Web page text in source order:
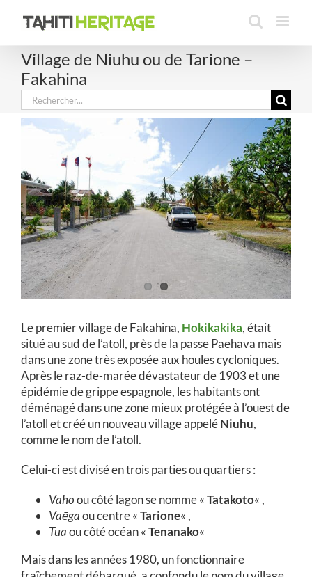
Village de Niuhu ou de Tarione –
Fakahina
Rechercher:
Le premier village de Fakahina, Hokikakika, était
situé au sud de l’atoll, près de la passe Paehava mais
dans une zone très exposée aux houles cycloniques.
Après le raz-de-marée dévastateur de 1903 et une
épidémie de grippe espagnole, les habitants ont
déménagé dans une zone mieux protégée à l’ouest de
l’atoll et créé un nouveau village appeléNiuhu,
comme le nom de l’atoll.
Celui-ci est divisé en trois parties ou quartiers :
Vahoou côté lagon se nomme «Tatakoto« ,
Vaēgaou centre «Tarione« ,
Tuaou côté océan «Tenanako«
Mais dans les années 1980, un fonctionnaire